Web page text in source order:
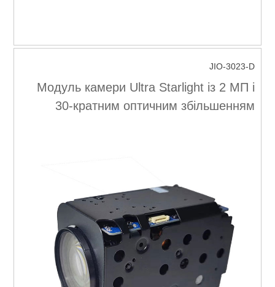
JIO-3023-D
Модуль камери Ultra Starlight із 2 МП і
30-кратним оптичним збільшенням